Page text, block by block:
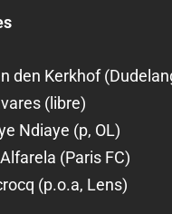
den Kerkhof
(libre)
Ndiaye (p, OL)
(Paris FC)
(p.o.a, Lens)